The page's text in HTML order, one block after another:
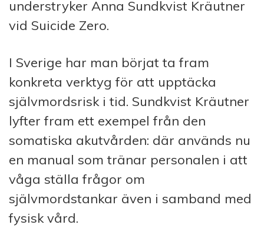
understryker Anna Sundkvist Kräutner
vid Suicide Zero.
I Sverige har man börjat ta fram
konkreta verktyg för att upptäcka
självmordsrisk i tid. Sundkvist Kräutner
lyfter fram ett exempel från den
somatiska akutvården: där används nu
en manual som tränar personalen i att
våga ställa frågor om
självmordstankar även i samband med
fysisk vård.